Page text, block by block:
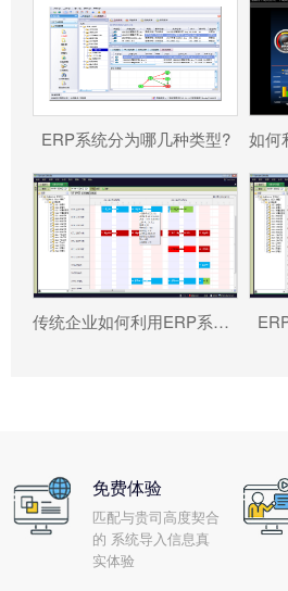
ERP系统分为哪几种类型?
传统企业如何利用ERP系统重塑竞争力?
免费体验
匹配与贵司高度契合
的 系统导入信息真
实体验